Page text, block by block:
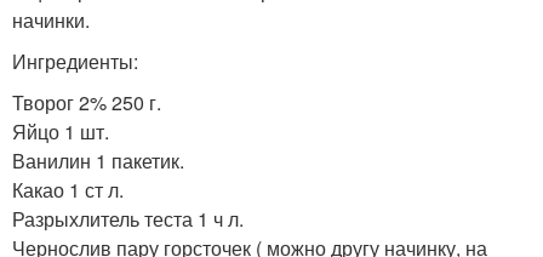
начинки.
Ингредиенты:
Творог 2% 250 г.
Яйцо 1 шт.
Ванилин 1 пакетик.
Какао 1 ст л.
Разрыхлитель теста 1 ч л.
Чернослив пару горсточек ( можно другу начинку, на